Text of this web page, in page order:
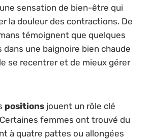
sensation de bien-être qui
la douleur des contractions. De
témoignent que quelques
dans une baignoire bien chaude
se recentrer et de mieux gérer
positions jouent un rôle clé
femmes ont trouvé du
à quatre pattes ou allongées